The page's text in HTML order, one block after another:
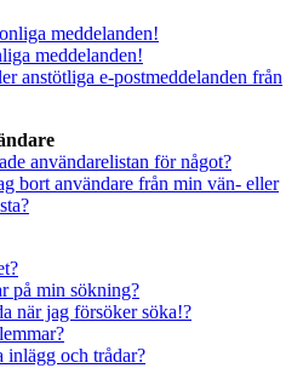
meddelanden!
meddelanden!
anstötliga e-postmeddelanden från
användarelistan för något?
bort användare från min vän- eller
på min sökning?
när jag försöker söka!?
inlägg och trådar?